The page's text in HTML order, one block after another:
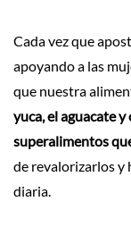
Cada vez que
apoyando a las
que nuestra
yuca, el aguacate
superalimentos
de revalorizarlos y
diaria.